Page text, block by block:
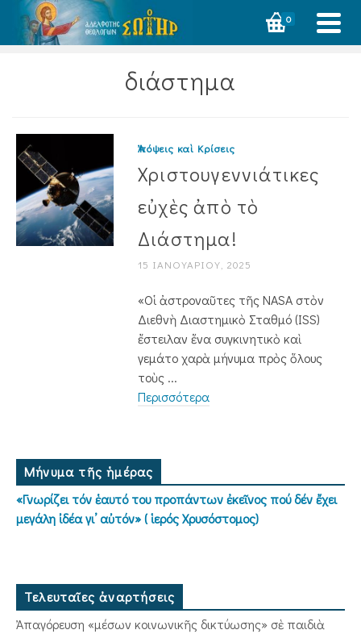
0
διάστημα
Ἀπόψεις καὶ Κρίσεις
Χριστουγεννιάτικες
εὐχὲς ἀπὸ τὸ
Διάστημα!
15 ΙΑΝΟΥΑΡΊΟΥ, 2025
«Οἱ ἀστροναῦτες τῆς NASA στὸν
Διεθνὴ Διαστημικὸ Σταθμό (ISS)
ἔστειλαν ἕνα συγ­κινητικὸ καὶ
γεμάτο χαρὰ μήνυμα πρὸς ὅλους
τοὺς ...
Περισσότερα
Μήνυμα τῆς ἡμέρας
«Γνωρίζει τόν ἑαυτό του προπάντων ἐκεῖνος πού δέν ἔχει
μεγάλη ἰδέα γι’ αὐτόν» ( ἱερός Χρυσόστομος)
Τελευταῖες ἀναρτήσεις
Ἀπαγόρευση «μέσων κοινωνικῆς δικτύωσης» σὲ παιδιὰ